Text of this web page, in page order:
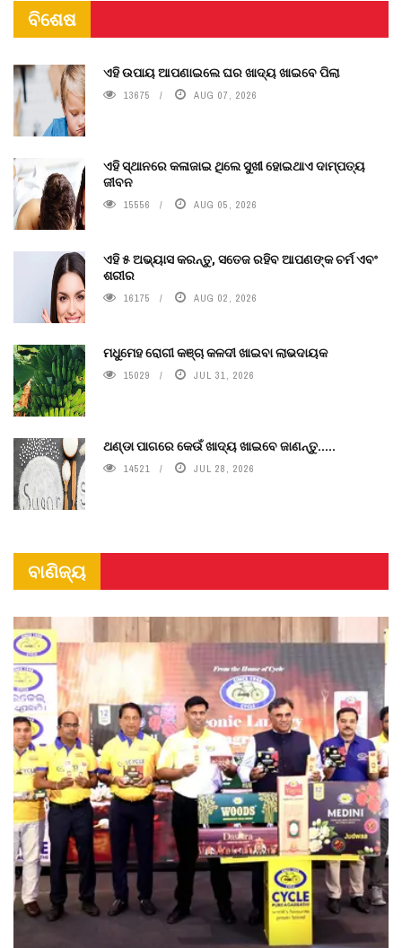
ବିଶେଷ
ଏହି ଉପାୟ ଆପଣାଇଲେ ଘର ଖାଦ୍ୟ ଖାଇବେ ପିଲା
13675 AUG 07, 2026
ଏହି ସ୍ଥାନରେ କଳାଜାଇ ଥିଲେ ସୁଖୀ ହୋଇଥାଏ ଦାମ୍ପତ୍ୟ
ଜୀବନ
15556 AUG 05, 2026
ଏହି ୫ ଅଭ୍ୟାସ କରନ୍ତୁ, ସତେଜ ରହିବ ଆପଣଙ୍କ ଚର୍ମ ଏବଂ
ଶରୀର
16175 AUG 02, 2026
ମଧୁମେହ ରୋଗୀ କଞ୍ଚା କଳଦୀ ଖାଇବା ଲାଭଦାୟକ
15029 JUL 31, 2026
ଥଣ୍ଡା ପାଗରେ କେଉଁ ଖାଦ୍ୟ ଖାଇବେ ଜାଣନ୍ତୁ.....
14521 JUL 28, 2026
ବାଣିଜ୍ୟ